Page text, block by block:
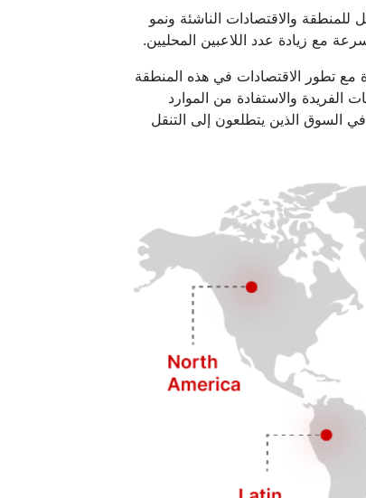
والاقتصادات الناشئة ونمو
مع زيادة عدد اللاعبين المحليين.
تطور الاقتصادات في هذه المنطقة
الفريدة والاستفادة من الموارد
السوق الذين يتطلعون إلى التنقل